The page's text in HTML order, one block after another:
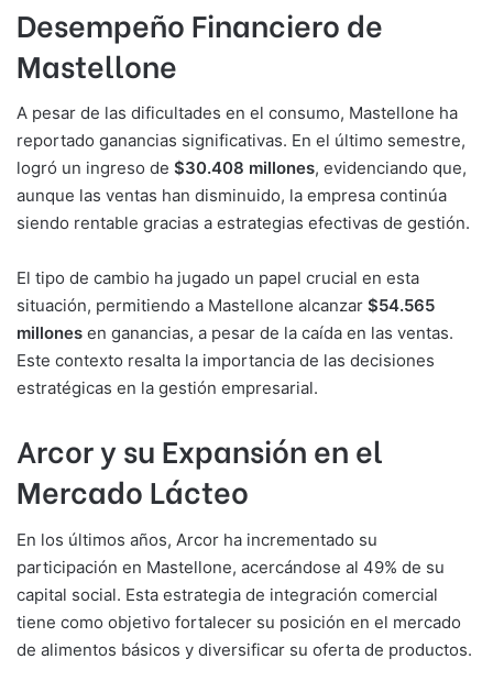
Desempeño Financiero de
Mastellone
A pesar de las dificultades en el consumo, Mastellone ha
reportado ganancias significativas. En el último semestre,
logró un ingreso de $30.408 millones, evidenciando que,
aunque las ventas han disminuido, la empresa continúa
siendo rentable gracias a estrategias efectivas de gestión.
El tipo de cambio ha jugado un papel crucial en esta
situación, permitiendo a Mastellone alcanzar $54.565
millones en ganancias, a pesar de la caída en las ventas.
Este contexto resalta la importancia de las decisiones
estratégicas en la gestión empresarial.
Arcor y su Expansión en el
Mercado Lácteo
En los últimos años, Arcor ha incrementado su
participación en Mastellone, acercándose al 49% de su
capital social. Esta estrategia de integración comercial
tiene como objetivo fortalecer su posición en el mercado
de alimentos básicos y diversificar su oferta de productos.